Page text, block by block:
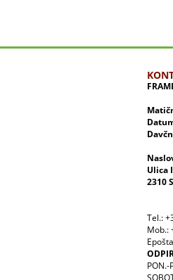
Ulica
2310
Tel.:
Mob.:
PON.-